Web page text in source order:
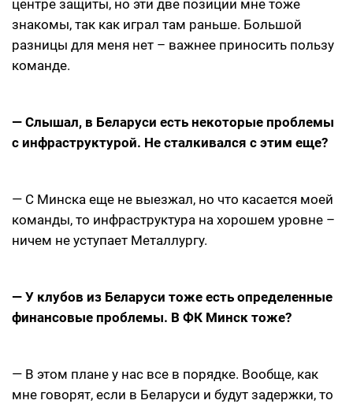
центре защиты, но эти две позиции мне тоже
знакомы, так как играл там раньше. Большой
разницы для меня нет – важнее приносить пользу
команде.
— Слышал, в Беларуси есть некоторые проблемы
с инфраструктурой. Не сталкивался с этим еще?
— С Минска еще не выезжал, но что касается моей
команды, то инфраструктура на хорошем уровне –
ничем не уступает Металлургу.
— У клубов из Беларуси тоже есть определенные
финансовые проблемы. В ФК Минск тоже?
— В этом плане у нас все в порядке. Вообще, как
мне говорят, если в Беларуси и будут задержки, то